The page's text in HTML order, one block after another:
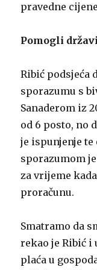
pravedne
Pomogli
Ribić podsjeća
sporazumu s
Sanaderom iz
od 6 posto, no
je ispunjenje te
sporazumom
za vrijeme
proračunu.
Smatramo da
rekao je Ribić i
plaća u